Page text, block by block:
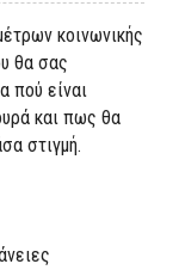
κοινωνικής
θα σας
πού είναι
και πως θα
στιγμή.